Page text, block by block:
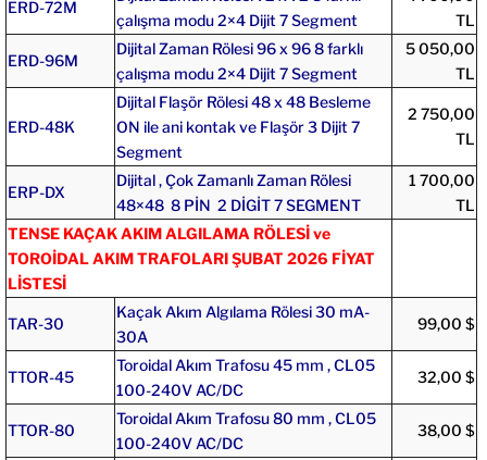
ERD-72M
çalışma modu 2×4 Dijit 7 Segment
TL
ERD-96M
Dijital Zaman Rölesi 96 x 96 8 farklı
çalışma modu 2×4 Dijit 7 Segment
5 050,00
TL
ERD-48K
Dijital Flaşör Rölesi 48 x 48 Besleme
ON ile ani kontak ve Flaşör 3 Dijit 7
Segment
2 750,00
TL
ERP-DX
Dijital , Çok Zamanlı Zaman Rölesi
48×48 8 PİN 2 DİGİT 7 SEGMENT
1 700,00
TL
TENSE KAÇAK AKIM ALGILAMA RÖLESİ ve
TOROİDAL AKIM TRAFOLARI ŞUBAT 2026 FİYAT
LİSTESİ
TAR-30
Kaçak Akım Algılama Rölesi 30 mA-
30A
99,00 $
TTOR-45
Toroidal Akım Trafosu 45 mm , CL05
100-240V AC/DC
32,00 $
TTOR-80
Toroidal Akım Trafosu 80 mm , CL05
100-240V AC/DC
38,00 $